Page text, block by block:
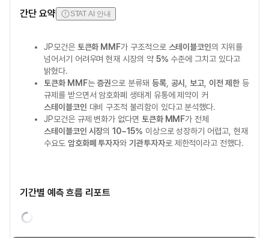
간단 요약 STAT AI 안내
JP모건은 토큰화 MMF가 구조적으로 스테이블코인의 지위를
넘어서기 어려우며 현재 시장의 약 5% 수준에 그치고 있다고
밝혔다.
토큰화 MMF는증권으로 분류돼 등록, 공시 보고 ,이전 제한등
규제를 받으면서 암호화폐 생태계 유통에 제약이 커
스테이블코인 대비 구조적 불리함이 있다고 분석했다.
JP모건은 규제 변화가 없다면 토큰화 MMF가 전체
스테이블코인 시장의10~15% 이상으로 성장하기 어렵고, 현재
수요도 암호화폐 투자자와기관투자자로 제한적이라고 전했다.
기간별 예측 흐름 리포트